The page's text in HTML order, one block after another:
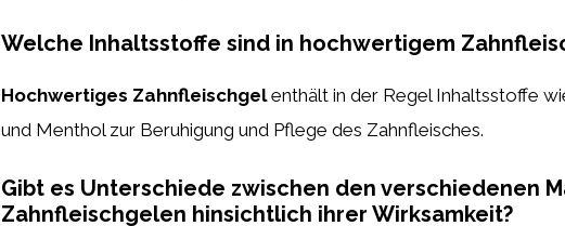
Welche Inhaltsstoffe sind in hochwertigem
Hochwertiges Zahnfleischgelenthält in der Regel Inhaltsstoffe
und Menthol zur Beruhigung und Pflege des Zahnfleisches.
Gibt es Unterschiede zwischen den verschiedenen
Zahnfleischgelen hinsichtlich ihrer Wirksamkeit?